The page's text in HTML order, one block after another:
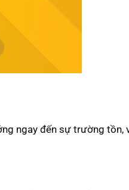
ngay đến sự trường tồn,